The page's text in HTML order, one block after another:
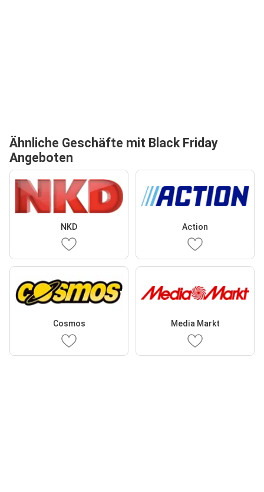
Ähnliche Geschäfte mit Black Friday
Angeboten
NKD Action
Cosmos Media Markt